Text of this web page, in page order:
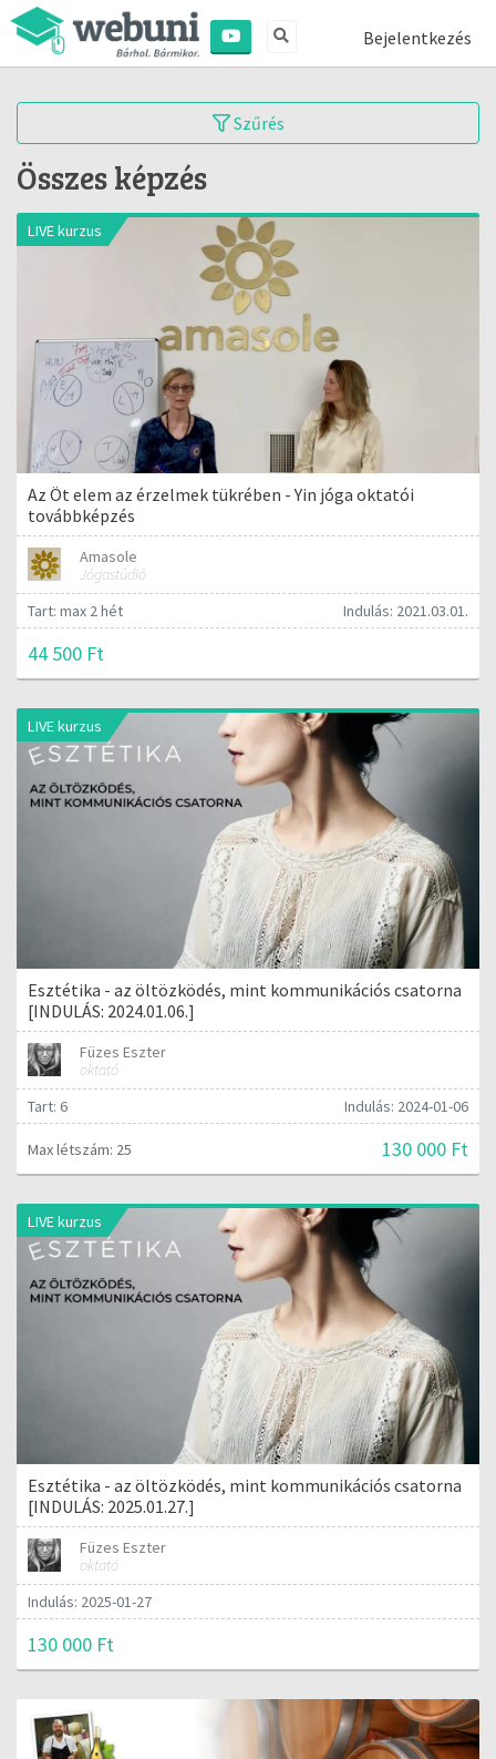
Bejelentkezés
Szűrés
Összes képzés
LIVE kurzus
Az Öt elem az érzelmek tükrében - Yin jóga oktatói
továbbképzés
Amasole
Jógastúdió
Tart: max 2 hét
Indulás: 2021.03.01.
44 500 Ft
LIVE kurzus
Esztétika - az öltözködés, mint kommunikációs csatorna
[INDULÁS: 2024.01.06.]
Füzes Eszter
oktató
Tart: 6
Indulás: 2024-01-06
Max létszám: 25 130 000 Ft
LIVE kurzus
Esztétika - az öltözködés, mint kommunikációs csatorna
[INDULÁS: 2025.01.27.]
Füzes Eszter
oktató
Indulás: 2025-01-27
130 000 Ft